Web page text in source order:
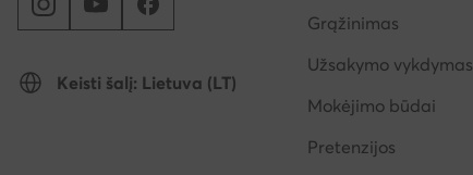
Keisti šalį: Lietuva (LT)
Grąžinimas
Užsakymo vykdymas
Mokėjimo būdai
Pretenzijos